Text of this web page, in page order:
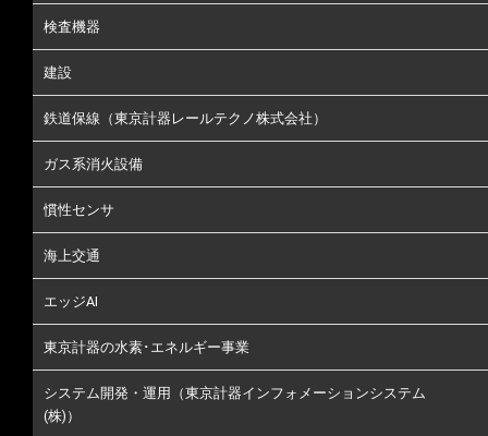
検査機器
建設
鉄道保線（東京計器レールテクノ株式会社）
ガス系消火設備
慣性センサ
海上交通
エッジAI
東京計器の水素･エネルギー事業
システム開発・運用（東京計器インフォメーションシステム
(株)）